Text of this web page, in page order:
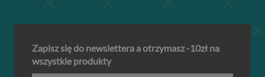
Zapisz się do newslettera a otrzymasz -10zł na
wszystkie produkty